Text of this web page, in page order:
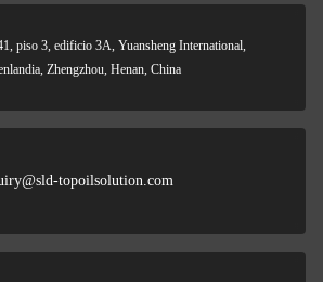
piso 3, edificio 3A, Yuansheng International,
Zhengzhou, Henan, China
topoilsolution.com